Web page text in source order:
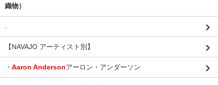
織物）
【NAVAJO アーティスト別】
・ Aaron Andersonアーロン・アンダーソン